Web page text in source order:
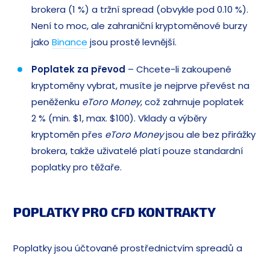
brokera (1 %) a tržní spread (obvykle pod 0.10 %).
Není to moc, ale zahraniční kryptoměnové burzy
jakoBinance jsou prostě levnější.
Poplatek za převod – Chcete-li zakoupené
kryptoměny vybrat, musíte je nejprve převést na
peněženku eToro Money, což zahrnuje poplatek
2 % (min. $1, max. $100). Vklady a výběry
kryptoměn přes eToro Moneyjsou ale bez přirážky
brokera, takže uživatelé platí pouze standardní
poplatky pro těžaře.
POPLATKY PRO CFD KONTRAKTY
Poplatky jsou účtované prostřednictvím spreadů a